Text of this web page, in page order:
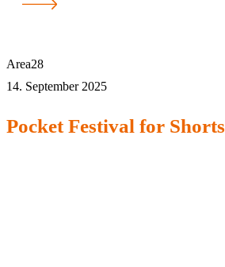
Area28
14. September 2025
Pocket Festival for Shorts